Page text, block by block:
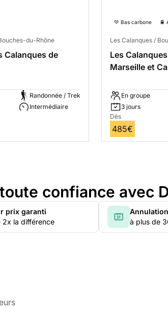
du-Rhône
Calanques de
Randonnée / Trek
Intermédiaire
💚 Bas carbone 🚆
Les Calanques /
Les
Marseille et
En groupe
3 jours
Dès
485€
confiance avec
prix garanti
2x la différence
à plus de